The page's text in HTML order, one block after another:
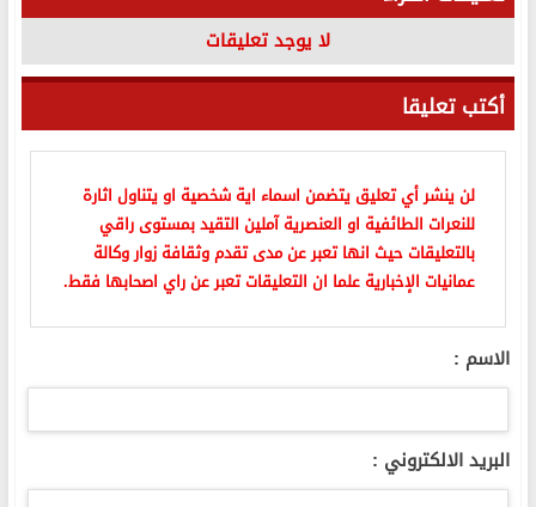
لا يوجد تعليقات
أكتب تعليقا
لن ينشر أي تعليق يتضمن اسماء اية شخصية او يتناول اثارة
للنعرات الطائفية او العنصرية آملين التقيد بمستوى راقي
بالتعليقات حيث انها تعبر عن مدى تقدم وثقافة زوار وكالة
عمانيات الإخبارية علما ان التعليقات تعبر عن راي اصحابها فقط.
الاسم :
البريد الالكتروني :